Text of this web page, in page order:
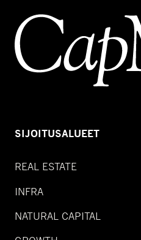
SIJOITUSALUEET
REAL ESTATE
INFRA
NATURAL CAPITAL